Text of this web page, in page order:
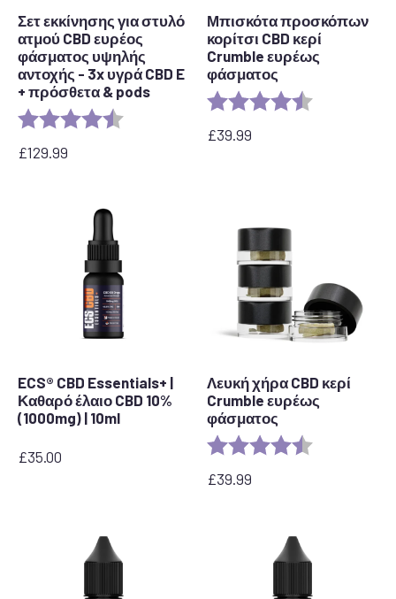
Σετ εκκίνησης για στυλό
ατμού CBD ευρέος
φάσματος υψηλής
αντοχής - 3x υγρά CBD E
+ πρόσθετα & pods
Αξιολόγηση: 4,5 από 5 αστέρια
£129.99
Μπισκότα προσκόπων
κορίτσι CBD κερί
Crumble ευρέως
φάσματος
Αξιολόγηση:
£39.99
ECS® CBD Essentials+ |
Καθαρό έλαιο CBD 10%
(1000mg) | 10ml
£35.00
Λευκή χήρα CBD κερί
Crumble ευρέως
φάσματος
Αξιολόγηση:
£39.99